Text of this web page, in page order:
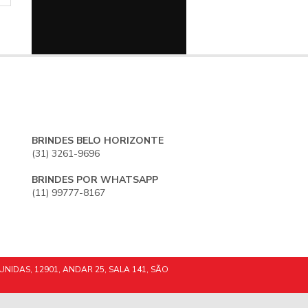
BRINDES BELO HORIZONTE
(31) 3261-9696
BRINDES POR WHATSAPP
(11) 99777-8167
12901, ANDAR 25, SALA 141, SÃO